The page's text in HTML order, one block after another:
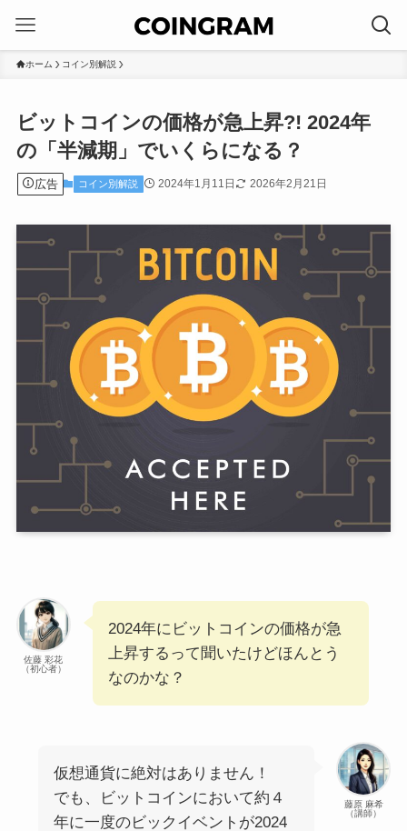
ホーム コイン別解説
ビットコインの価格が急上昇?! 2024年
の「半減期」でいくらになる？
広告 コイン別解説 2024年1月11日 2026年2月21日
佐藤 彩花
（初心者）
2024年にビットコインの価格が急
上昇するって聞いたけどほんとう
なのかな？
藤原 麻希
（講師）
仮想通貨に絶対はありません！
でも、ビットコインにおいて約４
年に一度のビックイベントが2024